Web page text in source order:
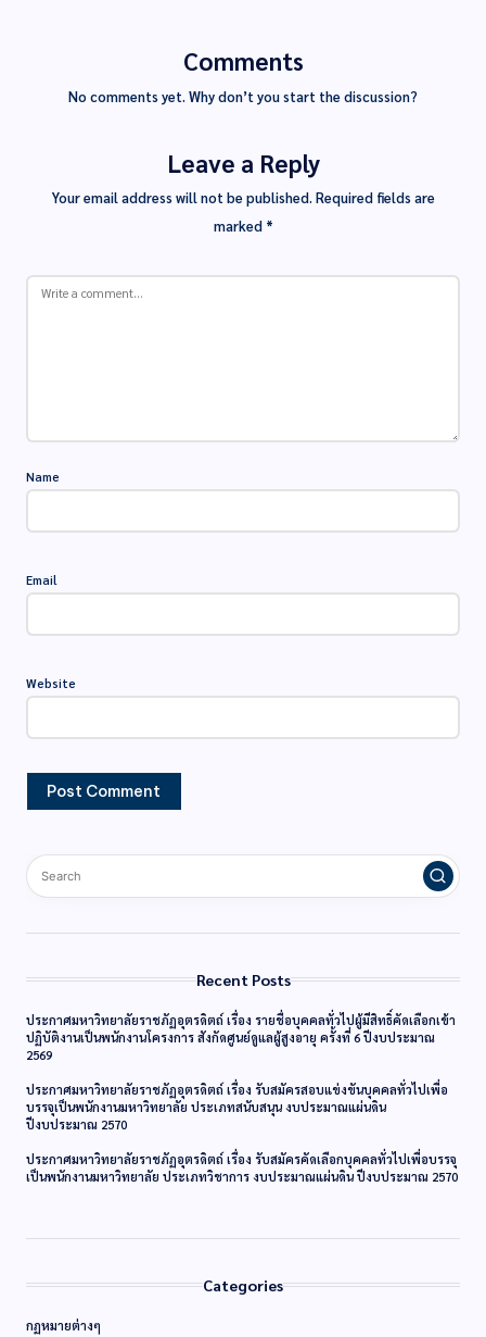
Comments
No comments yet. Why don’t you start the discussion?
Leave a Reply
Your email address will not be published. Required fields are
marked *
Name
Email
Website
Recent Posts
ประกาศมหาวิทยาลัยราชภัฏอุตรดิตถ์ เรื่อง รายชื่อบุคคลทั่วไปผู้มีสิทธิ์คัดเลือกเข้า
ปฏิบัติงานเป็นพนักงานโครงการ สังกัดศูนย์ดูแลผู้สูงอายุ ครั้งที่ 6 ปีงบประมาณ
2569
ประกาศมหาวิทยาลัยราชภัฏอุตรดิตถ์ เรื่อง รับสมัครสอบแข่งขันบุคคลทั่วไปเพื่อ
บรรจุเป็นพนักงานมหาวิทยาลัย ประเภทสนับสนุน งบประมาณแผ่นดิน
ปีงบประมาณ 2570
ประกาศมหาวิทยาลัยราชภัฏอุตรดิตถ์ เรื่อง รับสมัครคัดเลือกบุคคลทั่วไปเพื่อบรรจุ
เป็นพนักงานมหาวิทยาลัย ประเภทวิชาการ งบประมาณแผ่นดิน ปีงบประมาณ 2570
Categories
กฏหมายต่างๆ